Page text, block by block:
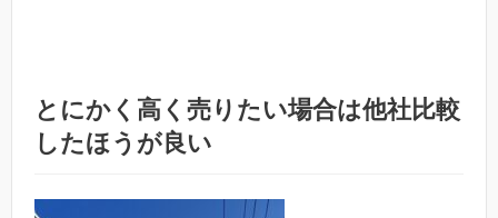
とにかく高く売りたい場合は他社比較
したほうが良い